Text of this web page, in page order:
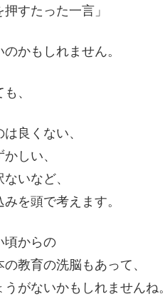
押すたった一言」
かもしれません。
、
良くない、
しい、
いなど、
を頭で考えます。
頃からの
教育の洗脳もあって、
がないかもしれませんね。